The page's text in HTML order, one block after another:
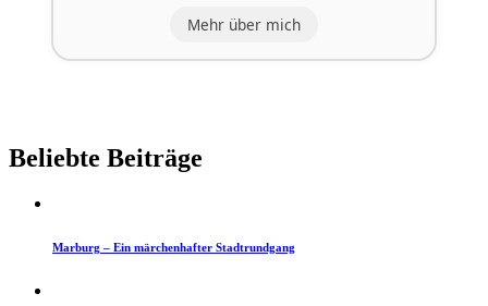
Mehr über mich
Beliebte Beiträge
Marburg – Ein märchenhafter Stadtrundgang